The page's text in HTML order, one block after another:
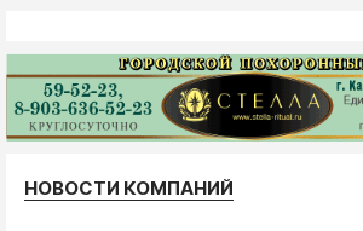
НОВОСТИ КОМПАНИЙ